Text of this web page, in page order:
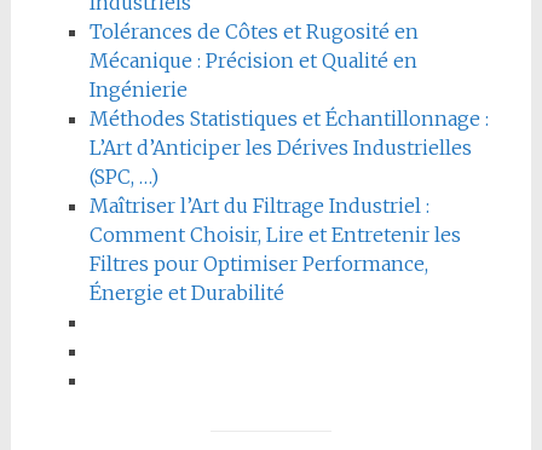
Tolérances de Côtes et Rugosité en
Mécanique : Précision et Qualité en
Ingénierie
Méthodes Statistiques et Échantillonnage :
L’Art d’Anticiper les Dérives Industrielles
(SPC, …)
Maîtriser l’Art du Filtrage Industriel :
Comment Choisir, Lire et Entretenir les
Filtres pour Optimiser Performance,
Énergie et Durabilité